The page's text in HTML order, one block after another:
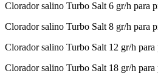
Clorador salino Turbo Salt 6 gr/h para
Clorador salino Turbo Salt 8 gr/h para
Clorador salino Turbo Salt 12 gr/h para
Clorador salino Turbo Salt 18 gr/h para